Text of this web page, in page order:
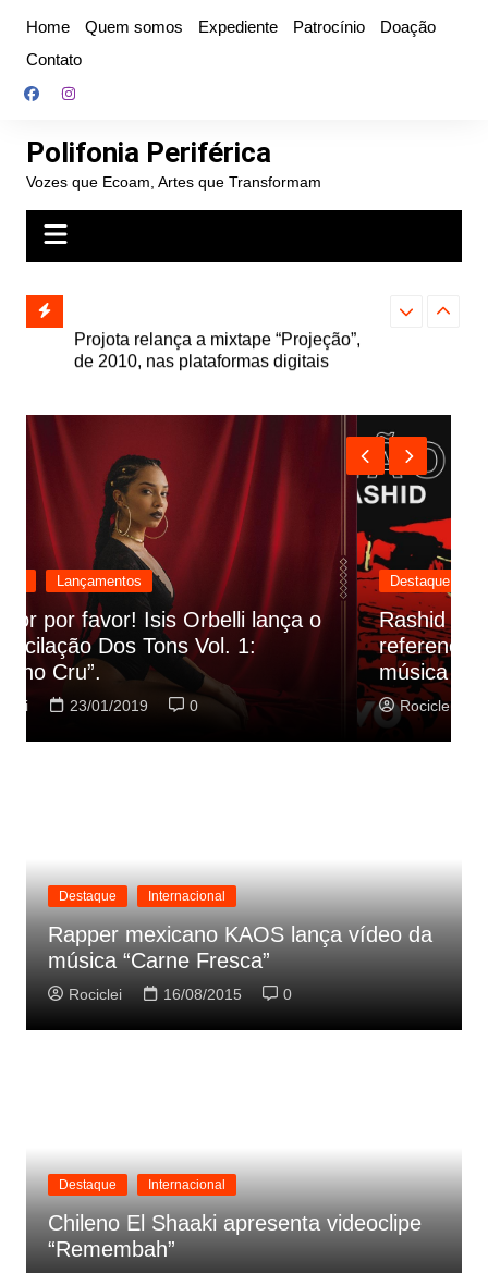
conteúdo
Home Quem somos Expediente Patrocínio
Doação
Contato
Polifonia Periférica
Vozes que Ecoam, Artes que Transformam
e abre
autoral,
Farofa
Destaque Lançamentos
Rashid vai buscar nos HQs as
referencias do clipe de sua nova
música
Rociclei 22/01/2019
Destaque Internacional
Rapper mexicano KAOS lança vídeo da
música “Carne Fresca”
Rociclei 16/08/2015 0
Destaque Internacional
Chileno El Shaaki apresenta videoclipe
“Remembah”